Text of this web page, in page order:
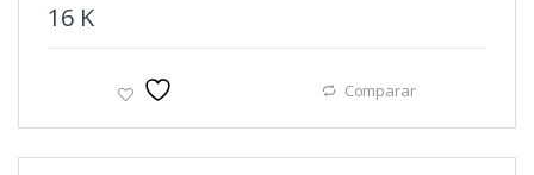
16 K
Comparar